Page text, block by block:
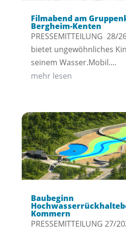
Filmabend am
Bergheim-Kenten
PRESSEMITTEILUNG 28/
bietet ungewöhnliches
seinem Wasser.Mobil....
mehr lesen
Baubeginn
Kommern
PRESSEMITTEILUNG 27/